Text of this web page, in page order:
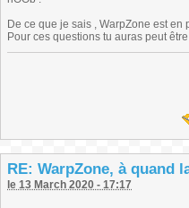
De ce que je sais , WarpZone est
Pour ces questions tu auras peut
RE: WarpZone, à quand
le 13 March 2020 - 17:17